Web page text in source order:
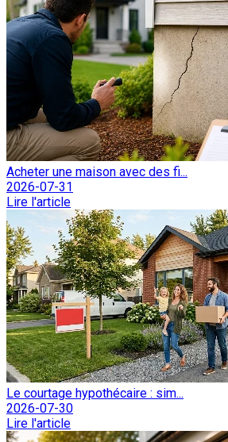
Acheter une maison avec des fi...
2026-07-31
Lire l'article
Le courtage hypothécaire : sim...
2026-07-30
Lire l'article